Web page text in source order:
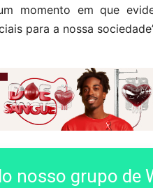
momento em que
para a nossa
nosso grupo de